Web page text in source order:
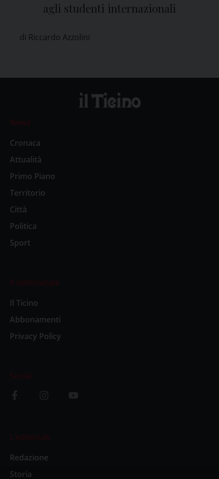
agli studenti internazionali
di Riccardo Azzolini
News
Cronaca
Attualità
Primo Piano
Territorio
Città
Politica
Sport
Il settimanale
Il Ticino
Abbonamenti
Privacy Policy
Social
L’editoriale
Redazione
Storia